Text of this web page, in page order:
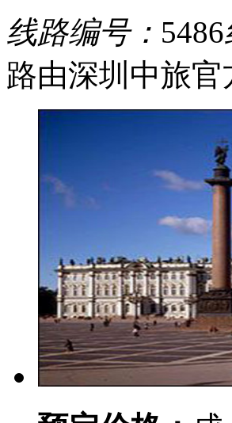
线路编号： 5486
路由深圳中旅